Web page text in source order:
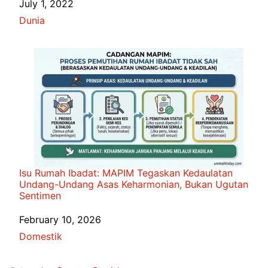
Date
July 1, 2022
In relation to
Dunia
Isu Rumah Ibadat: MAPIM Tegaskan Kedaulatan
Undang-Undang Asas Keharmonian, Bukan Ugutan
Sentimen
Date
February 10, 2026
In relation to
Domestik